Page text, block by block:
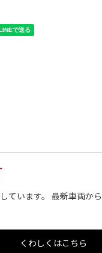
ています。 最新車両か
くわしくはこちら